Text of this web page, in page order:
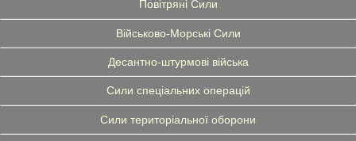
Повітряні Сили
Військово-Морські Сили
Десантно-штурмові війська
Сили спеціальних операцій
Сили територіальної оборони